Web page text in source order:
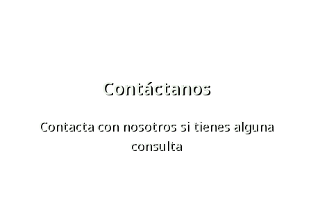
Contáctanos
Contacta con nosotros si tienes alguna
consulta